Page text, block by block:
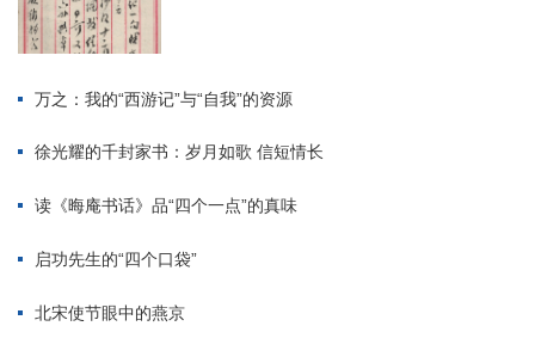
万之：我的“西游记”与“自我”的资源
徐光耀的千封家书：岁月如歌 信短情长
读《晦庵书话》品“四个一点”的真味
启功先生的“四个口袋”
北宋使节眼中的燕京